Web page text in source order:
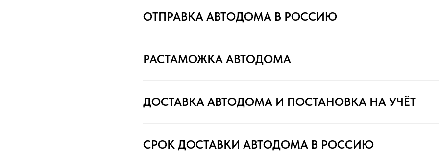
ОТПРАВКА АВТОДОМА В РОССИЮ
РАСТАМОЖКА АВТОДОМА
ДОСТАВКА АВТОДОМА И ПОСТАНОВКА НА УЧЁТ
СРОК ДОСТАВКИ АВТОДОМА В РОССИЮ